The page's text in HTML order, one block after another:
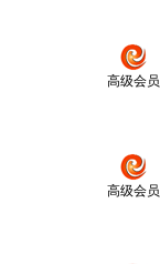
高级会员
高级会员